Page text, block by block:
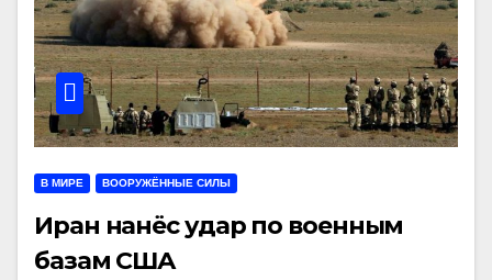
В МИРЕ ВООРУЖЁННЫЕ СИЛЫ
Иран нанёс удар по военным
базам США